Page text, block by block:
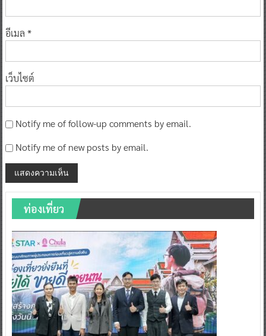
อีเมล *
เว็บไซต์
Notify me of follow-up comments by email.
Notify me of new posts by email.
ท่องเที่ยว